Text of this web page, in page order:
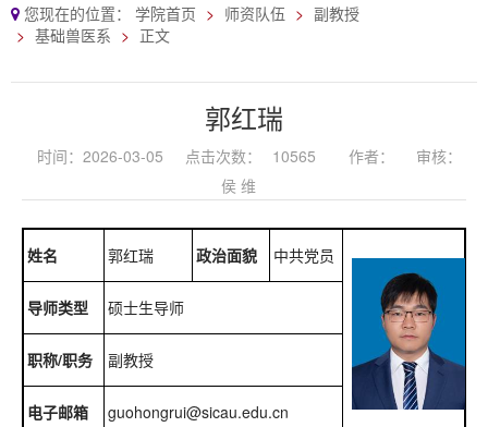
您现在的位置： 学院首页 师资队伍
副教授
基础兽医系
正文
郭红瑞
时间：2026-03-05 点击次数： 10565 作者：
审核：
侯 维
姓名 郭红瑞 政治面貌 中共党员
导师类型 硕士生导师
职称/职务 副教授
电子邮箱 guohongrui@sicau.edu.cn